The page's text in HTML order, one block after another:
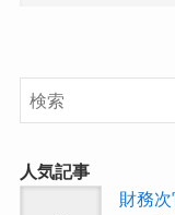
人気記事
財務